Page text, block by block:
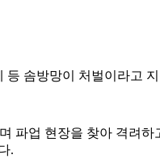
솜방망이 처벌이라고
파업 현장을 찾아 격려
.